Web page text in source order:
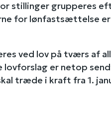
stillinger grupperes
for lønfastsættelse
ved lov på tværs af
lovforslag er netop
træde i kraft fra 1.